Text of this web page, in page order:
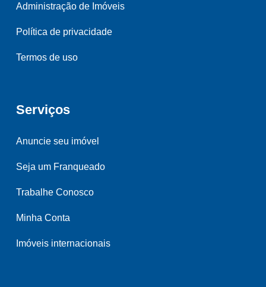
Administração de Imóveis
Política de privacidade
Termos de uso
Serviços
Anuncie seu imóvel
Seja um Franqueado
Trabalhe Conosco
Minha Conta
Imóveis internacionais